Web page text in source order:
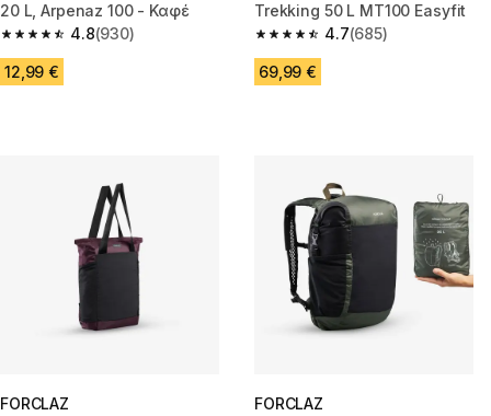
20 L, Arpenaz 100 - Καφέ
4.8
4.8 out of 5 stars from 930 reviews
(930)
12,99 €
Trekking 50 L MT100 Easyfit
4.7
4.7 out of 5 stars from 685
(685)
69,99 €
FORCLAZ
FORCLAZ